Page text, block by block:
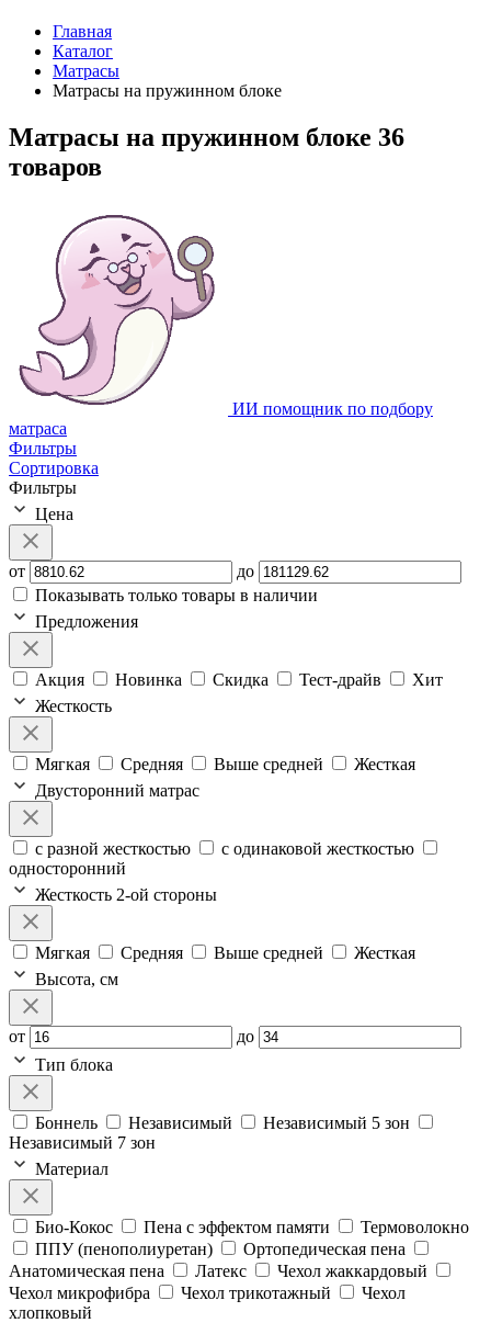
Главная
Каталог
Матрасы
Матрасы на пружинном блоке
Матрасы на пружинном блоке 36
товаров
ИИ помощник по подбору
матраса
Фильтры
Сортировка
Фильтры
Цена
от
до
Показывать только товары в наличии
Предложения
Акция Новинка Скидка Тест-драйв
Хит
Жесткость
Мягкая Средняя Выше средней
Жесткая
Двусторонний матрас
с разной жесткостью
с одинаковой жесткостью
односторонний
Жесткость 2-ой стороны
Мягкая Средняя Выше средней
Жесткая
Высота, см
от
до
Тип блока
Боннель Независимый
Независимый 5 зон
Независимый 7 зон
Материал
Био-Кокос Пена с эффектом памяти
Термоволокно
ППУ (пенополиуретан)
Ортопедическая пена
Анатомическая пена
Латекс
Чехол жаккардовый
Чехол микрофибра
Чехол трикотажный
Чехол
хлопковый